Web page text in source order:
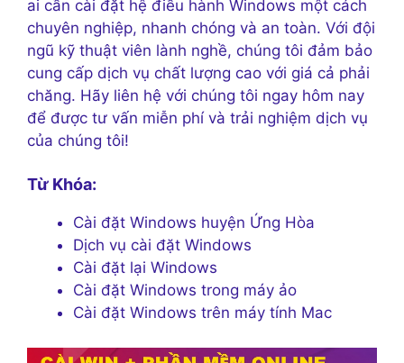
ai cần cài đặt hệ điều hành Windows một cách
chuyên nghiệp, nhanh chóng và an toàn. Với đội
ngũ kỹ thuật viên lành nghề, chúng tôi đảm bảo
cung cấp dịch vụ chất lượng cao với giá cả phải
chăng. Hãy liên hệ với chúng tôi ngay hôm nay
để được tư vấn miễn phí và trải nghiệm dịch vụ
của chúng tôi!
Từ Khóa:
Cài đặt Windows huyện Ứng Hòa
Dịch vụ cài đặt Windows
Cài đặt lại Windows
Cài đặt Windows trong máy ảo
Cài đặt Windows trên máy tính Mac